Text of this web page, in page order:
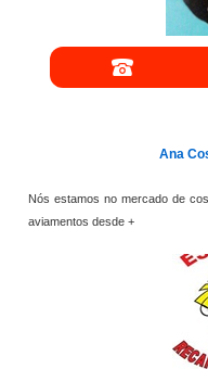
Ana
Nós estamos no mercado de
aviamentos desde +